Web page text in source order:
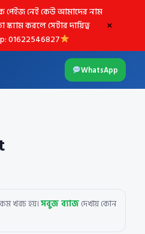
নেই কেউ আমাদের নাম
স্ক্যাম করলে সেটার দায়িত্ব
01622546827
×
WhatsApp
কম খরচ হয়।সবুজ ব্যাজদেখায় কোন